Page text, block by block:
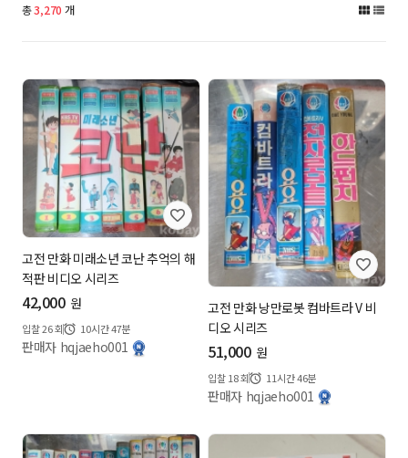
총3,270 개
그
보
기
리
보
기
고전 만화 미래소년 코난 추억의 해
적판 비디오 시리즈
42,000 원
입찰26회 10시간 47분
판매자 hqjaeho001
고전 만화 낭만로봇 컴바트라 V 비
디오 시리즈
51,000 원
입찰 18회 11시간 46분
판매자 hqjaeho001